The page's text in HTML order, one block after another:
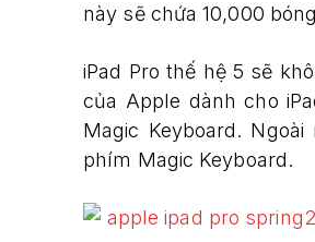
này sẽ chứa 10,000
iPad Pro thế hệ 5 sẽ
của Apple dành cho
Magic Keyboard.
phím Magic Keyboard.